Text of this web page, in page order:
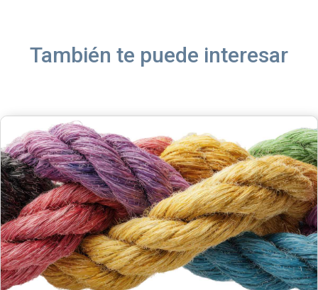
También te puede interesar